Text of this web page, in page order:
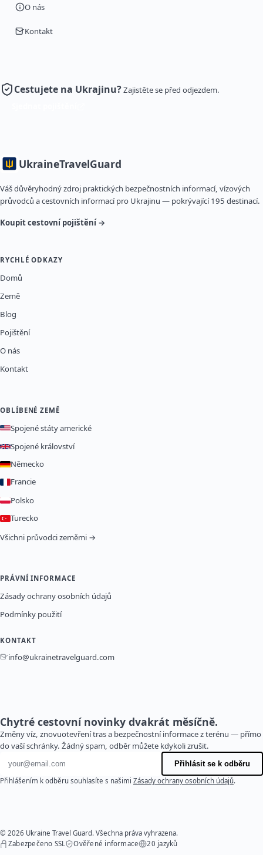
O nás
Kontakt
Cestujete na Ukrajinu?Zajistěte se před odjezdem.
UkraineTravelGuard
Váš důvěryhodný zdroj praktických bezpečnostních informací, vízových
průvodců a cestovních informací pro Ukrajinu — pokrývající 195 destinací.
Koupit cestovní pojištění →
RYCHLÉ ODKAZY
Domů
Země
Blog
Pojištění
O nás
Kontakt
OBLÍBENÉ ZEMĚ
Spojené státy americké
Spojené království
Německo
Francie
Polsko
Turecko
Všichni průvodci zeměmi →
PRÁVNÍ INFORMACE
Zásady ochrany osobních údajů
Podmínky použití
KONTAKT
info@ukrainetravelguard.com
Chytré cestovní novinky dvakrát měsíčně.
Změny víz, znovuotevření tras a bezpečnostní informace z terénu — přímo
do vaší schránky. Žádný spam, odběr můžete kdykoli zrušit.
E-mailová adresa
Přihlásit se k odběru
Přihlášením k odběru souhlasíte s našimi Zásady ochrany osobních údajů.
© 2026 Ukraine Travel Guard. Všechna práva vyhrazena.
Zabezpečeno SSL
Ověřené informace 20 jazyků